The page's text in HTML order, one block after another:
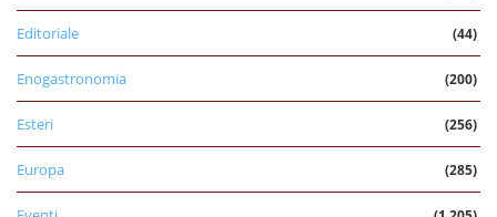
Editoriale (44)
Enogastronomia (200)
Esteri (256)
Europa (285)